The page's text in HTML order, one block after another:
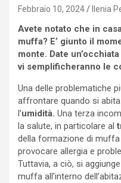
Febbraio 10, 2024 Ilenia
Avete notato che in
muffa? E’ giunto il
monte. Date
vi semplificheranno le
Una delle problematiche
affrontare quando si
l’umidità. Una terza
la salute, in particolare al
della formazione di
provocare allergia e
Tuttavia, a ciò, si
muffa all’interno